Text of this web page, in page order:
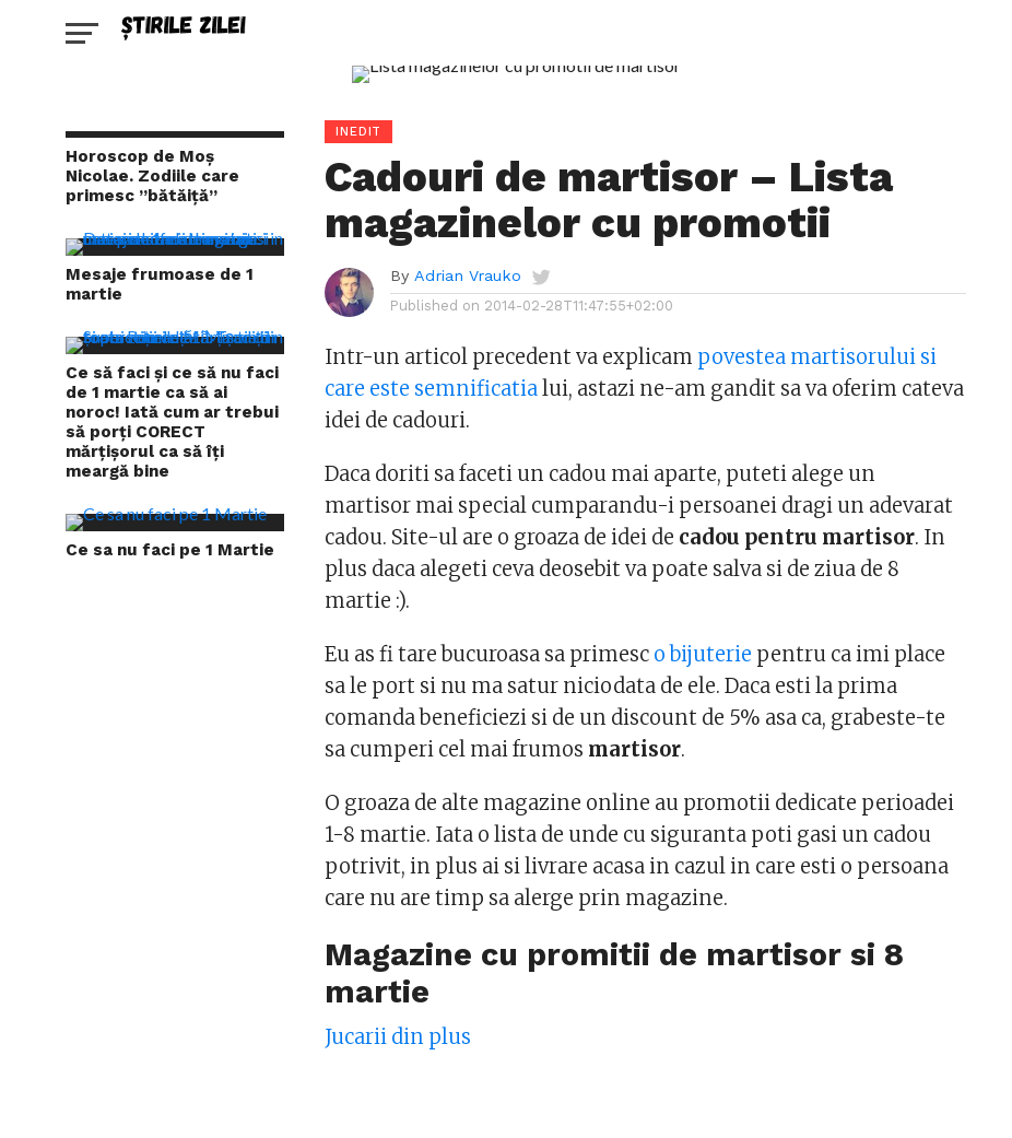
Horoscop de Moș
Nicolae. Zodiile care
primesc ”bătăiță”
Mesaje frumoase de 1
martie
Ce să faci și ce să nu faci
de 1 martie ca să ai
noroc! Iată cum ar trebui
să porți CORECT
mărțișorul ca să îți
meargă bine
Ce sa nu faci pe 1 Martie
INEDIT
Cadouri de martisor – Lista
magazinelor cu promotii
By Adrian Vrauko
Published on 2014-02-28T11:47:55+02:00
Intr-un articol precedent va explicam povestea martisorului si
care este semnificatialui, astazi ne-am gandit sa va oferim cateva
idei de cadouri.
Daca doriti sa faceti un cadou mai aparte, puteti alege un
martisor mai special cumparandu-i persoanei dragi un adevarat
cadou. Site-ul are o groaza de idei de cadou pentru martisor. In
plus daca alegeti ceva deosebit va poate salva si de ziua de 8
martie :).
Eu as fi tare bucuroasa sa primesc o bijuterie pentru ca imi place
sa le port si nu ma satur niciodata de ele. Daca esti la prima
comanda beneficiezi si de un discount de 5% asa ca, grabeste-te
sa cumperi cel mai frumos martisor.
O groaza de alte magazine online au promotii dedicate perioadei
1-8 martie. Iata o lista de unde cu siguranta poti gasi un cadou
potrivit, in plus ai si livrare acasa in cazul in care esti o persoana
care nu are timp sa alerge prin magazine.
Magazine cu promitii de martisor si 8
martie
Jucarii din plus